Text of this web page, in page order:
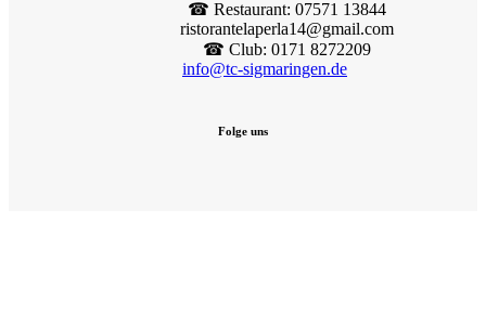
☎︎ Restaurant: 07571 13844
ristorantelaperla14@gmail.com
☎︎ Club: 0171 8272209
info@tc-sigmaringen.de
Folge uns